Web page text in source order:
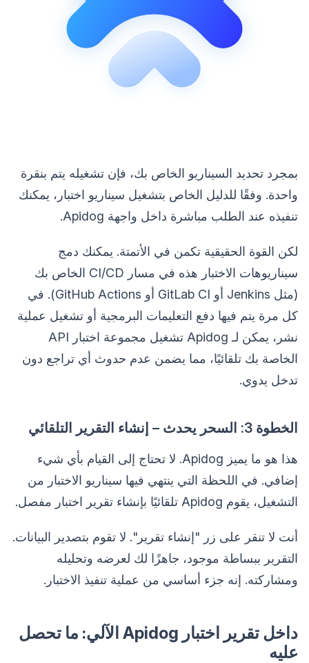
بمجرد تحديد السيناريو الخاص بك، فإن تشغيله يتم بنقرة
واحدة. وفقًا للدليل الخاص بتشغيل سيناريو اختبار، يمكنك
تنفيذه عند الطلب مباشرة داخل واجهة Apidog.
لكن القوة الحقيقية تكمن في الأتمتة. يمكنك دمج
سيناريوهات الاختبار هذه في مسار CI/CD الخاص بك
(مثل Jenkins أو GitLab CI أو GitHub Actions). في
كل مرة يتم فيها دفع التعليمات البرمجية أو تشغيل عملية
نشر، يمكن لـ Apidog تشغيل مجموعة اختبار API
الخاصة بك تلقائيًا، مما يضمن عدم حدوث أي تراجع دون
تدخل يدوي.
الخطوة 3: السحر يحدث – إنشاء التقرير التلقائي
هذا هو ما يميز Apidog. لا تحتاج إلى القيام بأي شيء
إضافي. في اللحظة التي ينتهي فيها سيناريو الاختبار من
التشغيل، يقوم Apidog تلقائيًا بإنشاء تقرير اختبار مفصل.
أنت لا تنقر على زر "إنشاء تقرير". لا تقوم بتصدير البيانات.
التقرير ببساطة موجود، جاهزًا لك لعرضه وتحليله
ومشاركته. إنه جزء أساسي من عملية تنفيذ الاختبار.
داخل تقرير اختبار Apidog الآلي: ما تحصل
عليه